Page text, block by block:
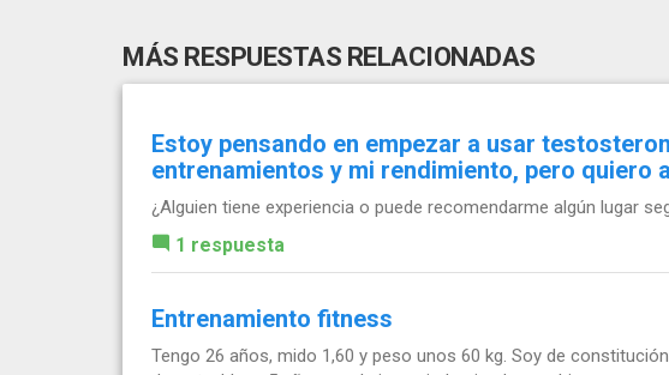
MÁS RESPUESTAS RELACIONADAS
Estoy pensando en empezar a usar
entrenamientos y mi rendimiento, pero quiero
¿Alguien tiene experiencia o puede recomendarme algún lugar
1 respuesta
Entrenamiento fitness
Tengo 26 años, mido 1,60 y peso unos 60 kg. Soy de